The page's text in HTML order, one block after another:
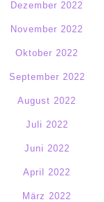
Dezember 2022
November 2022
Oktober 2022
September 2022
August 2022
Juli 2022
Juni 2022
April 2022
März 2022